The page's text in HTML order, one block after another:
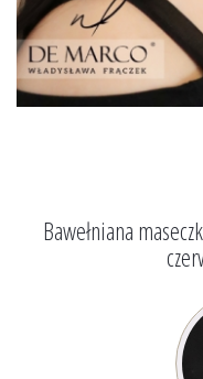
Bawełniana